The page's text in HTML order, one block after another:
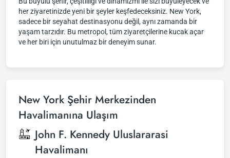
her ziyaretinizde yeni bir şeyler keşfedeceksiniz. New York,
sadece bir seyahat destinasyonu değil, aynı zamanda bir
yaşam tarzıdır. Bu metropol, tüm ziyaretçilerine kucak açar
ve her biri için unutulmaz bir deneyim sunar.
New York Şehir Merkezinden
Havalimanına Ulaşım
John F. Kennedy Uluslararasi
Havalimanı